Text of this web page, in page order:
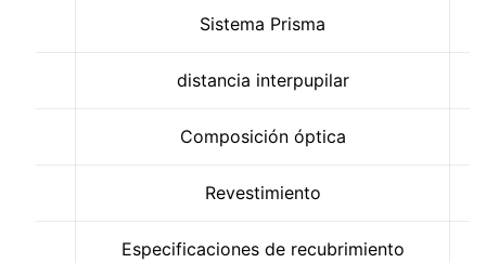
Sistema Prisma
distancia interpupilar
Composición óptica
Revestimiento
Especificaciones de recubrimiento